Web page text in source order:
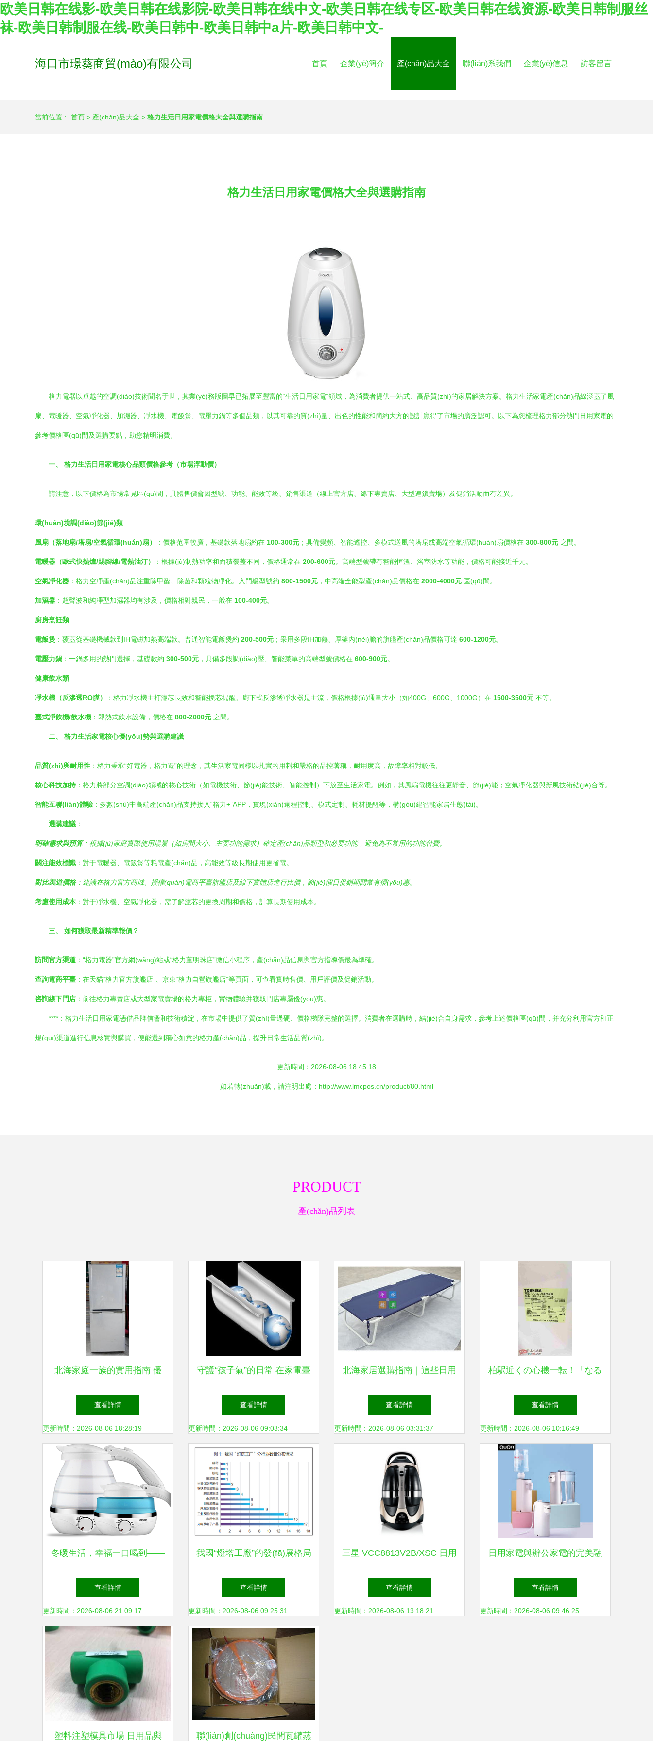
欧美日韩在线影-欧美日韩在线影院-欧美日韩在线中文-欧美日韩在线专区-欧美日韩在线资源-欧美日韩制服丝
袜-欧美日韩制服在线-欧美日韩中-欧美日韩中a片-欧美日韩中文-
海口市璟葵商貿(mào)有限公司 首頁 企業(yè)簡介 產(chǎn)品大全 聯(lián)系我們 企業(yè)信息 訪客留言
當前位置： 首頁 > 產(chǎn)品大全 > 格力生活日用家電價格大全與選購指南
格力生活日用家電價格大全與選購指南
格力電器以卓越的空調(diào)技術聞名于世，其業(yè)務版圖早已拓展至豐富的“生活日用家電”領域，為消費者提供一站式、高品質(zhì)的家居解決方案。格力生活家電產(chǎn)品線涵蓋了風
扇、電暖器、空氣凈化器、加濕器、凈水機、電飯煲、電壓力鍋等多個品類，以其可靠的質(zhì)量、出色的性能和簡約大方的設計贏得了市場的廣泛認可。以下為您梳理格力部分熱門日用家電的
參考價格區(qū)間及選購要點，助您精明消費。
一、 格力生活日用家電核心品類價格參考（市場浮動價）
請注意，以下價格為市場常見區(qū)間，具體售價會因型號、功能、能效等級、銷售渠道（線上官方店、線下專賣店、大型連鎖賣場）及促銷活動而有差異。
環(huán)境調(diào)節(jié)類
風扇（落地扇/塔扇/空氣循環(huán)扇） ：價格范圍較廣，基礎款落地扇約在 100-300元 ；具備變頻、智能遙控、多模式送風的塔扇或高端空氣循環(huán)扇價格在 300-800元 之間。
電暖器（歐式快熱爐/踢腳線/電熱油汀） ：根據(jù)制熱功率和面積覆蓋不同，價格通常在 200-600元。高端型號帶有智能恒溫、浴室防水等功能，價格可能接近千元。
空氣凈化器 ：格力空凈產(chǎn)品注重除甲醛、除菌和顆粒物凈化。入門級型號約 800-1500元 ，中高端全能型產(chǎn)品價格在 2000-4000元 區(qū)間。
加濕器 ：超聲波和純凈型加濕器均有涉及，價格相對親民，一般在 100-400元。
廚房烹飪類
電飯煲 ：覆蓋從基礎機械款到IH電磁加熱高端款。普通智能電飯煲約 200-500元 ；采用多段IH加熱、厚釜內(nèi)膽的旗艦產(chǎn)品價格可達 600-1200元。
電壓力鍋 ：一鍋多用的熱門選擇，基礎款約 300-500元 ，具備多段調(diào)壓、智能菜單的高端型號價格在 600-900元。
健康飲水類
凈水機（反滲透RO膜） ：格力凈水機主打濾芯長效和智能換芯提醒。廚下式反滲透凈水器是主流，價格根據(jù)通量大小（如400G、600G、1000G）在 1500-3500元 不等。
臺式凈飲機/飲水機 ：即熱式飲水設備，價格在 800-2000元 之間。
二、 格力生活家電核心優(yōu)勢與選購建議
品質(zhì)與耐用性 ：格力秉承“好電器，格力造”的理念，其生活家電同樣以扎實的用料和嚴格的品控著稱，耐用度高，故障率相對較低。
核心科技加持 ：格力將部分空調(diào)領域的核心技術（如電機技術、節(jié)能技術、智能控制）下放至生活家電。例如，其風扇電機往往更靜音、節(jié)能；空氣凈化器與新風技術結(jié)合等。
智能互聯(lián)體驗 ：多數(shù)中高端產(chǎn)品支持接入“格力+”APP，實現(xiàn)遠程控制、模式定制、耗材提醒等，構(gòu)建智能家居生態(tài)。
選購建議 ：
明確需求與預算：根據(jù)家庭實際使用場景（如房間大小、主要功能需求）確定產(chǎn)品類型和必要功能，避免為不常用的功能付費。
關注能效標識 ：對于電暖器、電飯煲等耗電產(chǎn)品，高能效等級長期使用更省電。
對比渠道價格：建議在格力官方商城、授權(quán)電商平臺旗艦店及線下實體店進行比價，節(jié)假日促銷期間常有優(yōu)惠。
考慮使用成本 ：對于凈水機、空氣凈化器，需了解濾芯的更換周期和價格，計算長期使用成本。
三、 如何獲取最新精準報價？
訪問官方渠道 ：“格力電器”官方網(wǎng)站或“格力董明珠店”微信小程序，產(chǎn)品信息與官方指導價最為準確。
查詢電商平臺 ：在天貓“格力官方旗艦店”、京東“格力自營旗艦店”等頁面，可查看實時售價、用戶評價及促銷活動。
咨詢線下門店 ：前往格力專賣店或大型家電賣場的格力專柜，實物體驗并獲取門店專屬優(yōu)惠。
****：格力生活日用家電憑借品牌信譽和技術積淀，在市場中提供了質(zhì)量過硬、價格梯隊完整的選擇。消費者在選購時，結(jié)合自身需求，參考上述價格區(qū)間，并充分利用官方和正
規(guī)渠道進行信息核實與購買，便能選到稱心如意的格力產(chǎn)品，提升日常生活品質(zhì)。
更新時間：2026-08-06 18:45:18
如若轉(zhuǎn)載，請注明出處：http://www.lmcpos.cn/product/80.html
PRODUCT
產(chǎn)品列表
北海家庭一族的實用指南 優
(yōu)選集與你我生活緊密相
連的日用家電
查看詳情
更新時間：2026-08-06 18:28:19
守護“孩子氣”的日常 在家電臺
歷中重溫簡單生活
查看詳情
更新時間：2026-08-06 09:03:34
北海家居選購指南｜這些日用
家電，讓你的北海生活更舒心
查看詳情
更新時間：2026-08-06 03:31:37
柏駅近くの心機一転！「なる
べく新生活」に捧げる、引き
取り歓迎の住まい売卻
查看詳情
更新時間：2026-08-06 10:16:49
冬暖生活，幸福一口喝到——
免費試用券后價電水壺冬日活
動
查看詳情
更新時間：2026-08-06 21:09:17
我國“燈塔工廠”的發(fā)展格局
與全球價值鏈塑造 以日用家
電為例
查看詳情
更新時間：2026-08-06 09:25:31
三星 VCC8813V2B/XSC 日用
家電 深度解析 價格、參數
(shù)、用戶評價與購買指南
查看詳情
更新時間：2026-08-06 13:18:21
日用家電與辦公家電的完美融
合 提升效率與舒適度的現
(xiàn)代解決方案
查看詳情
更新時間：2026-08-06 09:46:25
塑料注塑模具市場 日用品與 聯(lián)創(chuàng)民間瓦罐蒸